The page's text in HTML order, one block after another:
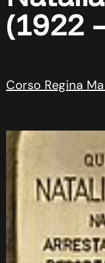
(1922
Corso Regina